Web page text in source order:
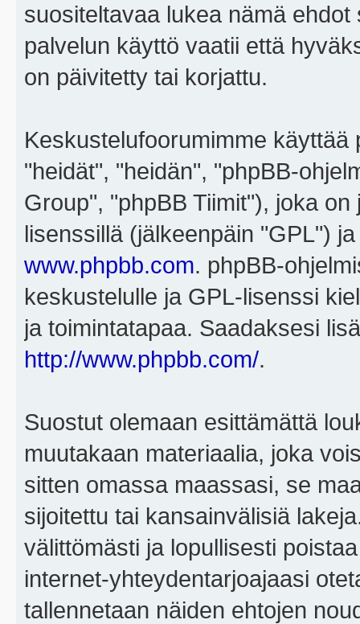
suositeltavaa lukea nämä
palvelun käyttö vaatii että
on päivitetty tai korjattu.
Keskustelufoorumimme
"heidät", "heidän", "phpBB-
Group", "phpBB Tiimit"), joka on
lisenssillä (jälkeenpäin "GPL")
www.phpbb.com. phpBB-
keskustelulle ja GPL-lisenssi
ja toimintatapaa. Saadaksesi
http://www.phpbb.com/.
Suostut olemaan esittämättä
muutakaan materiaalia, joka
sitten omassa maassasi, se
sijoitettu tai kansainvälisiä
välittömästi ja lopullisesti
internet-yhteydentarjoajaasi
tallennetaan näiden ehtojen